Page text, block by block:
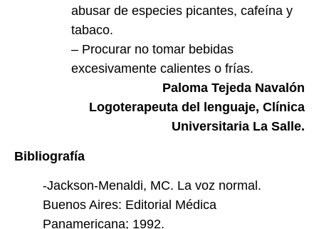
abusar de especies picantes, cafeína y
tabaco.
– Procurar no tomar bebidas
excesivamente calientes o frías.
Paloma Tejeda Navalón
Logoterapeuta del lenguaje, Clínica
Universitaria La Salle.
Bibliografía
-Jackson-Menaldi, MC. La voz normal.
Buenos Aires: Editorial Médica
Panamericana; 1992.